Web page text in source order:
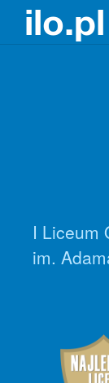
I Liceum
im.